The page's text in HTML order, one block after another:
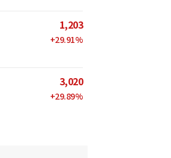
1,203
+29.91%
3,020
+29.89%